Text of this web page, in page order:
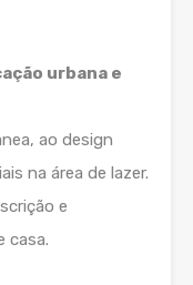
urbana e
ao design
na área de lazer.
e
casa.